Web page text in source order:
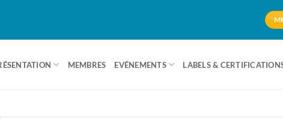
MEMBRES EVÉNEMENTS LABELS &